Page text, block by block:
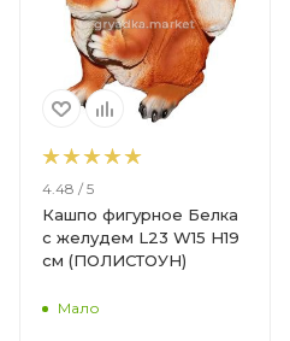
4.48 / 5
Кашпо фигурное Белка
с желудем L23 W15 H19
см (ПОЛИСТОУН)
Мало